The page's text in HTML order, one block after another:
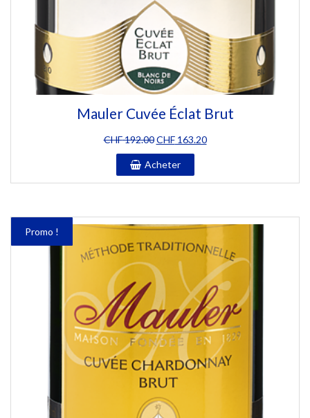
Mauler Cuvée Éclat Brut
CHF192.00 Le
prix
initial
était :
CHF163.20Le
est :
Acheter
Promo !